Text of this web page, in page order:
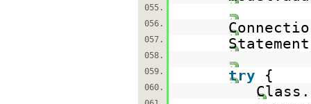
055.
056.
057.
058.
059.
try {
060.